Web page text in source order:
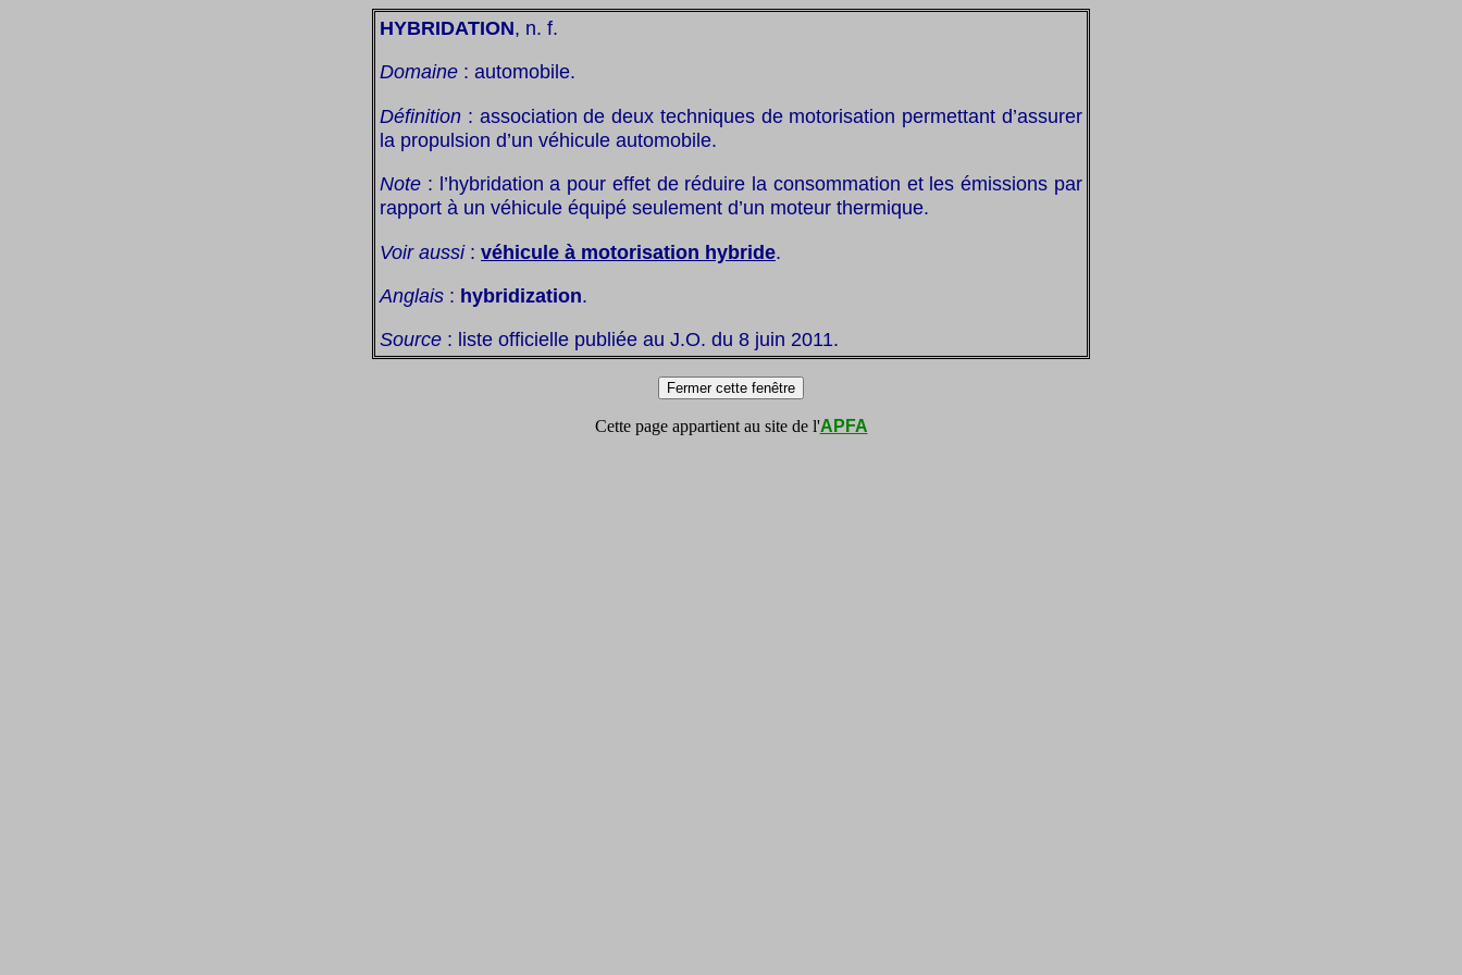
HYBRIDATION, n. f.
Domaine : automobile.
Définition : association de deux techniques de motorisation permettant d’assurer
la propulsion d’un véhicule automobile.
Note : l’hybridation a pour effet de réduire la consommation et les émissions par
rapport à un véhicule équipé seulement d’un moteur thermique.
Voir aussi: véhicule à motorisation hybride.
Anglais : hybridization.
Source : liste officielle publiée au J.O. du 8 juin 2011.
Cette page appartient au site de l'APFA